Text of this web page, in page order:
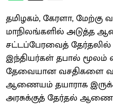
தமிழகம், கேரளா, மேற்கு
மாநிலங்களில் அடுத்த
சட்டப்பேரவைத் தேர்தலில்
இந்தியர்கள் தபால் மூலம்
தேவையான வசதிகளை
ஆணையம் தயாராக
அரசுக்குத் தேர்தல்